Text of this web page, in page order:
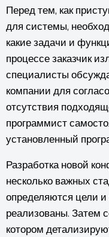
Перед тем, как
для системы,
какие задачи и
процессе заказчик
специалисты
компании для
отсутствия
программист
установленный
Разработка новой
несколько важных
определяются цели
реализованы. Затем
котором